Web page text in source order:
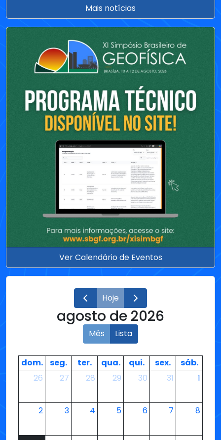
Ver Calendário de Eventos
Hoje
agosto de 2026
Mês
seg. ter. qua. qui. sex.
28 29
2 3 4 5 6 7 8
9 10 11 12 13 14 15
16 17 18 19 20 21 22